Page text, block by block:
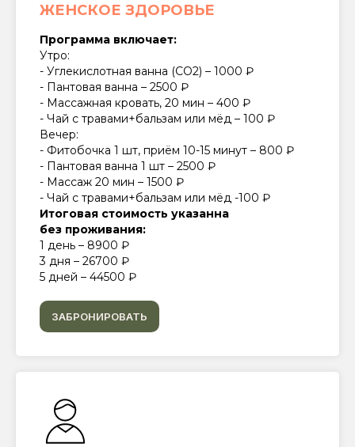
ЖЕНСКОЕ ЗДОРОВЬЕ
Программа включает:
Утро:
- Углекислотная ванна (СО2) – 1000 ₽
- Пантовая ванна – 2500 ₽
- Массажная кровать, 20 мин – 400 ₽
- Чай с травами+бальзам или мёд – 100 ₽
Вечер:
- Фитобочка 1 шт, приём 10-15 минут – 800 ₽
- Пантовая ванна 1 шт – 2500 ₽
- Массаж 20 мин – 1500 ₽
- Чай с травами+бальзам или мёд -100 ₽
Итоговая стоимость указанна
без проживания:
1 день – 8900 ₽
3 дня – 26700 ₽
5 дней – 44500 ₽
ЗАБРОНИРОВАТЬ